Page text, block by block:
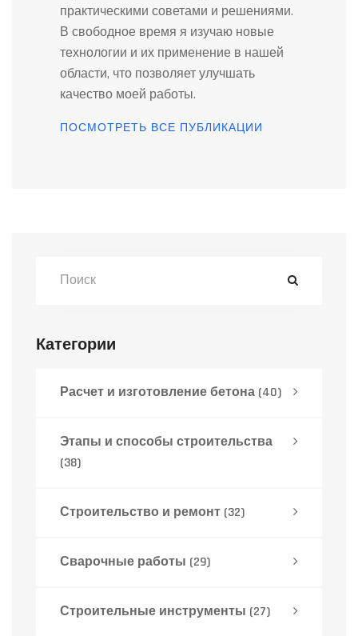
практическими советами и решениями.
В свободное время я изучаю новые
технологии и их применение в нашей
области, что позволяет улучшать
качество моей работы.
ПОСМОТРЕТЬ ВСЕ ПУБЛИКАЦИИ
Категории
Расчет и изготовление бетона (40)
Этапы и способы строительства
(38)
Строительство и ремонт (32)
Сварочные работы (29)
Строительные инструменты (27)